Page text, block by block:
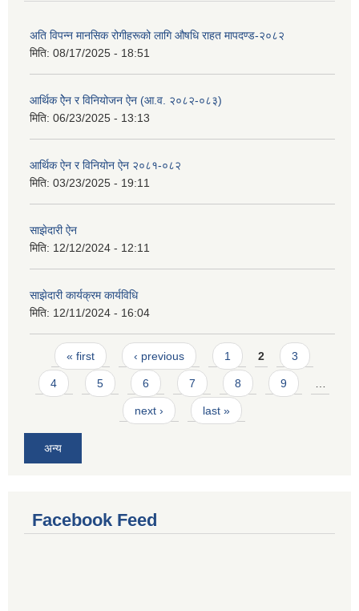
अति विपन्न मानसिक रोगीहरूको लागि औषधि राहत मापदण्ड-२०८२
मिति: 08/17/2025 - 18:51
आर्थिक ऐेन र विनियोजन ऐन (आ.व. २०८२-०८‍३)
मिति: 06/23/2025 - 13:13
आर्थिक ऐन र विनियोन ऐन २०८१-०८२
मिति: 03/23/2025 - 19:11
साझेदारी ऐन
मिति: 12/12/2024 - 12:11
साझेदारी कार्यक्रम कार्यविधि
मिति: 12/11/2024 - 16:04
Pages
« first ‹ previous 1 2 3
4 5 6 7 8 9 …
next › last »
अन्य
Facebook Feed